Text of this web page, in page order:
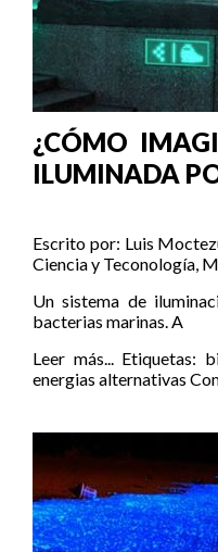
¿CÓMO
ILUMINADA
Escrito por: Luis
Ciencia y Teconología,
Un sistema de
bacterias marinas. A
Leer más... Etiquetas:
energias alternativas